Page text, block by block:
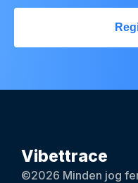
Vibettrace
©2026 Minden jog